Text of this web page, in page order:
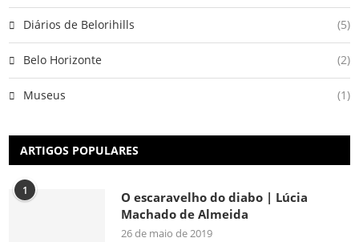
Diários de Belorihills (5)
Belo Horizonte (2)
Museus (1)
ARTIGOS POPULARES
1
O escaravelho do diabo | Lúcia
Machado de Almeida
26 de maio de 2019